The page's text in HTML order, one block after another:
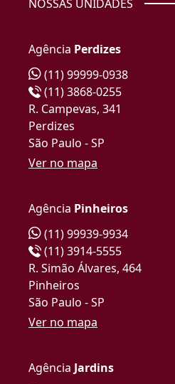
NOSSAS UNIDADES
Agência Perdizes
(11) 99999-0938
(11) 3868-0255
R. Campevas, 341
Perdizes
São Paulo - SP
Ver no mapa
Agência Pinheiros
(11) 99939-9934
(11) 3914-5555
R. Simão Álvares, 464
Pinheiros
São Paulo - SP
Ver no mapa
Agência Jardins